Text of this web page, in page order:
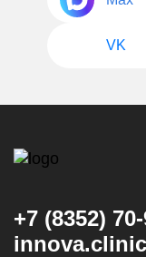
VK
+7 (8352)